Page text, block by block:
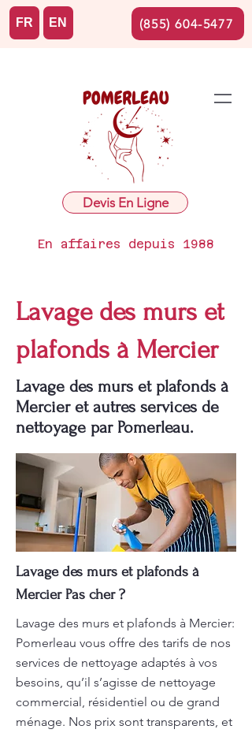
Devis En Ligne
En affaires depuis 1988
FR EN (855) 604-5477
Lavage des murs et
plafonds à Mercier
Lavage des murs et plafonds à
Mercier et autres services de
nettoyage par Pomerleau.
Lavage des murs et plafonds à
Mercier Pas cher ?
Lavage des murs et plafonds à Mercier:
Pomerleau vous offre des tarifs de nos
services de nettoyage adaptés à vos
besoins, qu’il s’agisse de nettoyage
commercial, résidentiel ou de grand
ménage. Nos prix sont transparents, et